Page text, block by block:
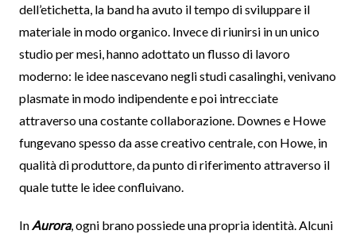
dell’etichetta, la band ha avuto il tempo di sviluppare il
materiale in modo organico. Invece di riunirsi in un unico
studio per mesi, hanno adottato un flusso di lavoro
moderno: le idee nascevano negli studi casalinghi, venivano
plasmate in modo indipendente e poi intrecciate
attraverso una costante collaborazione. Downes e Howe
fungevano spesso da asse creativo centrale, con Howe, in
qualità di produttore, da punto di riferimento attraverso il
quale tutte le idee confluivano.
In Aurora, ogni brano possiede una propria identità. Alcuni